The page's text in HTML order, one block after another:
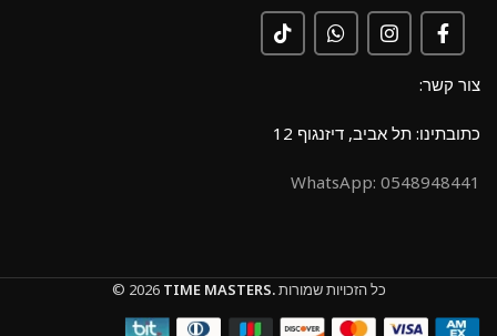
צור קשר:
כתובתינו: תל אביב, דיזנגוף 12
0548948441 :WhatsApp
© 2026 TIME MASTERS.כל הזכויות שמורות